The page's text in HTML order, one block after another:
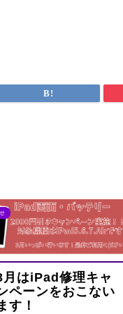
月はiPad修理キャ
ペーンをおこない
す！